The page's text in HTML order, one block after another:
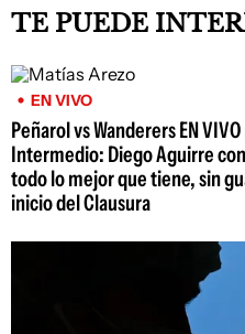
TE PUEDE
EN VIVO
Peñarol vs Wanderers EN
Intermedio: Diego Aguirre
todo lo mejor que tiene, sin
inicio del Clausura